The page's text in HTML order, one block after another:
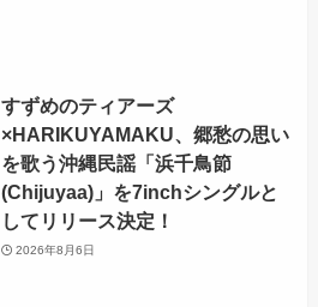
すずめのティアーズ
×HARIKUYAMAKU、郷愁の思い
を歌う沖縄民謡「浜千鳥節
(Chijuyaa)」を7inchシングルと
してリリース決定！
2026年8月6日